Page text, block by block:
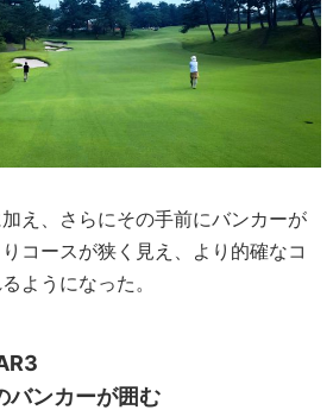
え、さらにその手前にバンカーが
コースが狭く見え、より的確なコ
ようになった。
バンカーが囲む